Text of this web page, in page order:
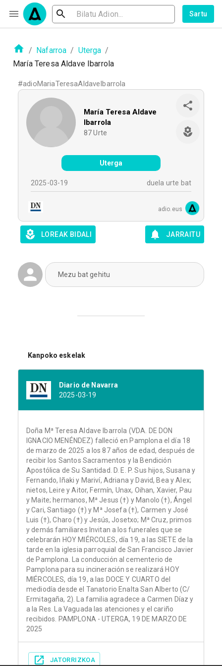
Sartu
/ Nafarroa / Uterga /
María Teresa Aldave Ibarrola
#adioMariaTeresaAldaveIbarrola
María Teresa Aldave
Ibarrola
87 Urte
Uterga
2025-03-19 duela urte bat
adio.eus
LOREAK BIDALI JARRAITU
Mezu bat gehitu
Kanpoko eskelak
Diario de Navarra
2025-03-19
Doña Mª Teresa Aldave Ibarrola (VDA. DE DON
IGNACIO MENÉNDEZ) falleció en Pamplona el día 18
de marzo de 2025 a los 87 años de edad, después de
recibir los Santos Sacramentos y la Bendición
Apostólica de Su Santidad. D. E. P. Sus hijos, Susana y
Fernando, Iñaki y Mariví, Adriana y David, Bea y Alex;
nietos, Leire y Aitor, Fermín, Unax, Oihan, Xavier, Pau
y Maite; hermanos, Mª Jesus (†) y Manolo (†), Ángel
y Cari, Santiago (†) y Mª Josefa (†), Carmen y José
Luis (†), Charo (†) y Jesús, Josetxo; Mª Cruz, primos
y demás familiares Invitan a los funerales que se
celebrarán HOY MIÉRCOLES, día 19, a las SIETE de la
tarde en la iglesia parroquial de San Francisco Javier
de Pamplona. La conducción al cementerio de
Pamplona para su incineración se realizará HOY
MIÉRCOLES, día 19, a las DOCE Y CUARTO del
mediodía desde el Tanatorio Enalta San Alberto (C/
Ermitagaña, 2). La familia agradece a Carmen Díaz y
a la Res. La Vaguada las atenciones y el cariño
recibidos. PAMPLONA - UTERGA, 19 DE MARZO DE
2025
JATORRIZKOA